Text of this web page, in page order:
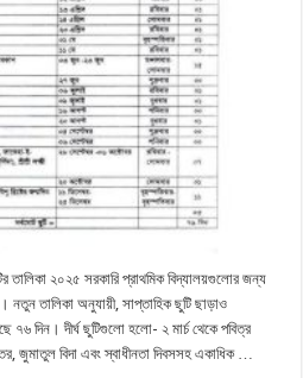
তালিকা ২০২৫ সরকারি প্রাথমিক বিদ্যালয়গুলোর জন্য
নতুন তালিকা অনুযায়ী, সাপ্তাহিক ছুটি ছাড়াও
৭৬ দিন। দীর্ঘ ছুটিগুলো হলো- ২ মার্চ থেকে পবিত্র
জুমাতুল বিদা এবং স্বাধীনতা দিবসসহ একাধিক …